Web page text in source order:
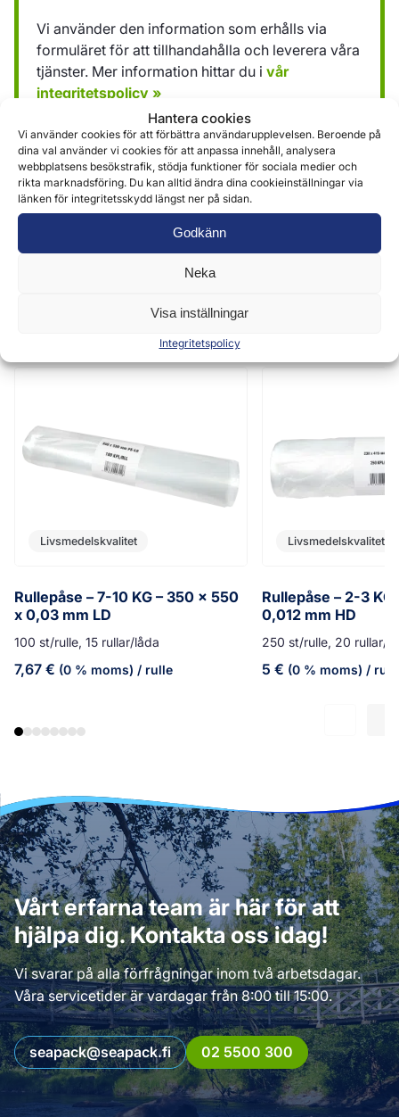
Hantera cookies
Vi använder cookies för att förbättra användarupplevelsen. Beroende på
dina val använder vi cookies för att anpassa innehåll, analysera
webbplatsens besökstrafik, stödja funktioner för sociala medier och
rikta marknadsföring. Du kan alltid ändra dina cookieinställningar via
länken för integritetsskydd längst ner på sidan.
Godkänn
Neka
Visa inställningar
Integritetspolicy
Vi använder den information som erhålls via
formuläret för att tillhandahålla och leverera våra
tjänster. Mer information hittar du i vår
integritetspolicy »
Skicka
Liknande produkter
Livsmedelskvalitet
Rullepåse – 7-10 KG – 350 x 550
x 0,03 mm LD
100 st/rulle, 15 rullar/låda
7,67 € (0 % moms) / rulle
Livsmedelskvalitet
Rullepåse – 2-3 KG
0,012 mm HD
250 st/rulle, 20 rullar/
5 € (0 % moms) /
Vårt erfarna team är här för att
hjälpa dig. Kontakta oss idag!
Vi svarar på alla förfrågningar inom två arbetsdagar.
Våra servicetider är vardagar från 8:00 till 15:00.
seapack@seapack.fi 02 5500 300